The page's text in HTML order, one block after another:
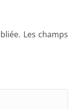
Les champs